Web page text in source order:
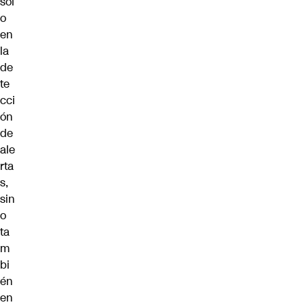
o
en
la
de
te
cci
ón
de
ale
rta
s,
sin
o
ta
m
bi
én
en